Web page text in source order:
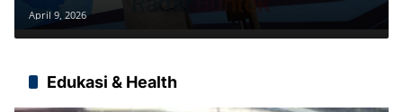
Ikuti Batch I
April 9, 2026
Edukasi & Health